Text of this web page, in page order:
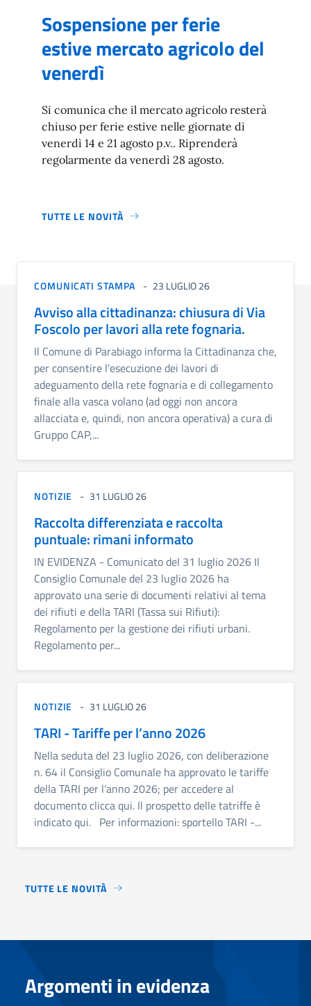
Sospensione per ferie
estive mercato agricolo del
venerdì
Si comunica che il mercato agricolo resterà
chiuso per ferie estive nelle giornate di
venerdì 14 e 21 agosto p.v.. Riprenderà
regolarmente da venerdì 28 agosto.
TUTTE LE NOVITÀ
COMUNICATI STAMPA 23 LUGLIO 26
Avviso alla cittadinanza: chiusura di Via
Foscolo per lavori alla rete fognaria.
Il Comune di Parabiago informa la Cittadinanza che,
per consentire l'esecuzione dei lavori di
adeguamento della rete fognaria e di collegamento
finale alla vasca volano (ad oggi non ancora
allacciata e, quindi, non ancora operativa) a cura di
Gruppo CAP,...
NOTIZIE 31 LUGLIO 26
Raccolta differenziata e raccolta
puntuale: rimani informato
IN EVIDENZA - Comunicato del 31 luglio 2026 Il
Consiglio Comunale del 23 luglio 2026 ha
approvato una serie di documenti relativi al tema
dei rifiuti e della TARI (Tassa sui Rifiuti):
Regolamento per la gestione dei rifiuti urbani.
Regolamento per...
NOTIZIE 31 LUGLIO 26
TARI - Tariffe per l’anno 2026
Nella seduta del 23 luglio 2026, con deliberazione
n. 64 il Consiglio Comunale ha approvato le tariffe
della TARI per l’anno 2026; per accedere al
documento clicca qui. Il prospetto delle tatriffe è
indicato qui. Per informazioni: sportello TARI -...
TUTTE LE NOVITÀ
Argomenti in evidenza